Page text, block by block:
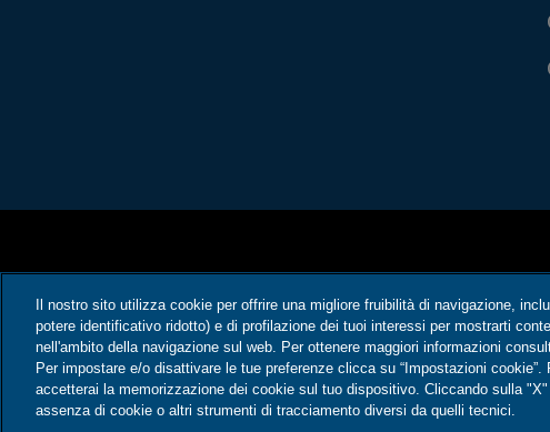
Il nostro sito utilizza cookie per offrire una migliore fruibilità di navigazione,
potere identificativo ridotto) e di profilazione dei tuoi interessi per mostrarti
nell'ambito della navigazione sul web. Per ottenere maggiori informazioni
Per impostare e/o disattivare le tue preferenze clicca su “Impostazioni
accetterai la memorizzazione dei cookie sul tuo dispositivo. Cliccando sulla
assenza di cookie o altri strumenti di tracciamento diversi da quelli tecnici.